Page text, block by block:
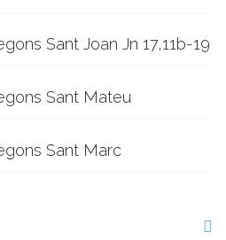
Sant Joan Jn 17,11b-19
Sant Mateu
Sant Marc